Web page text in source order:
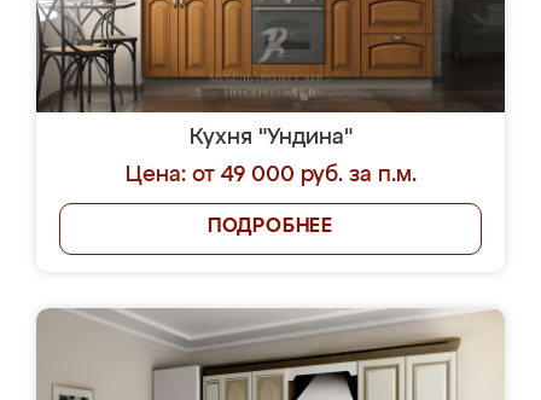
Кухня "Ундина"
Цена: от 49 000 руб. за п.м.
ПОДРОБНЕЕ